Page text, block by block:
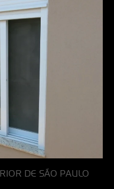
DE SÃO PAULO